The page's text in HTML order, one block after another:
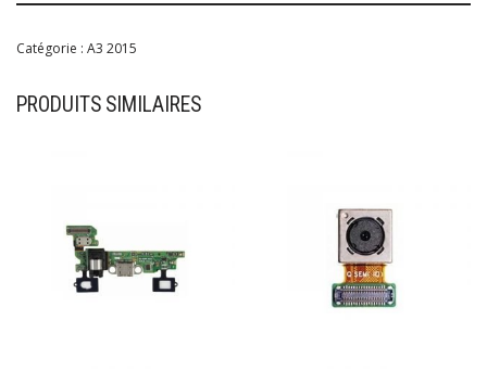
Catégorie : A3 2015
PRODUITS SIMILAIRES